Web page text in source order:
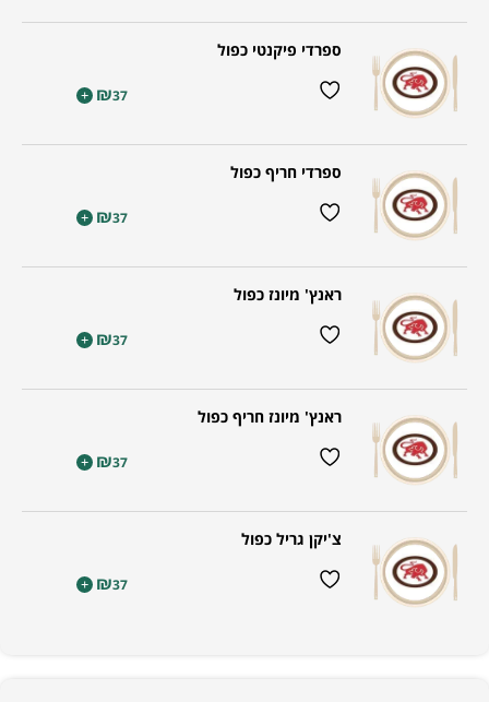
ספרדי פיקנטי כפול
₪37
+
ספרדי חריף כפול
₪37
+
ראנץ' מיונז כפול
₪37
+
ראנץ' מיונז חריף כפול
₪37
+
צ'יקן גריל כפול
₪37
+